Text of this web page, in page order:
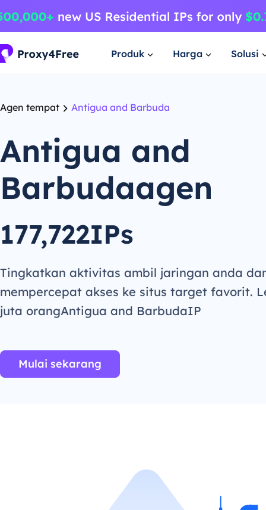
Produk Harga Solusi
Agen tempat Antigua and Barbuda
Antigua and
Barbudaagen
177,722IPs
Tingkatkan aktivitas ambil jaringan anda
mempercepat akses ke situs target favorit.
juta orangAntigua and BarbudaIP
Mulai sekarang